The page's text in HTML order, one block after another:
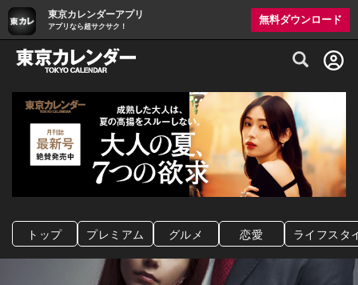
東京カレンダーアプリ
アプリなら超サクサク！
無料ダウンロード
グルメ情報・プレミアムレストラン予約
トップ プレミアム グルメ 恋愛 ライフスタ